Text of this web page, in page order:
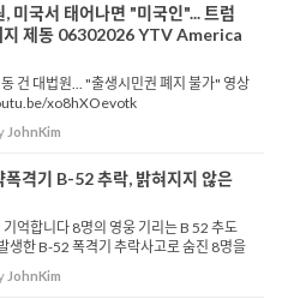
미국서 태어나면 "미국인"... 트럼
지 제동 06302026 YTV America
건 대법원... "출생시민권 폐지 불가" 영상
xo8hXOevotk
JohnKim
격기 B-52 추락, 밝혀지지 않은
기억합니다 8명의 영웅 기리는 B 52 추도
에 발생한 B-52 폭격기 추락사고로 숨진 8명을
지난 29일 거행됐습니다. 이날 저녁 행사에
JohnKim